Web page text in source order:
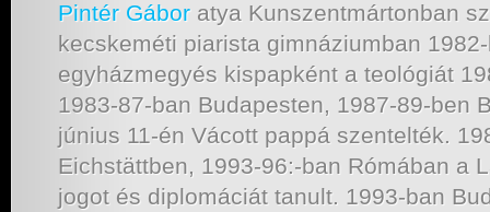
Pintér Gábor atya Kunszentmártonban
kecskeméti piarista gimnáziumban
egyházmegyés kispapként a teológiát
1983-87-ban Budapesten, 1987-89-ben
június 11-én Vácott pappá szentelték.
Eichstättben, 1993-96:-ban Rómában a
jogot és diplomáciát tanult. 1993-ban